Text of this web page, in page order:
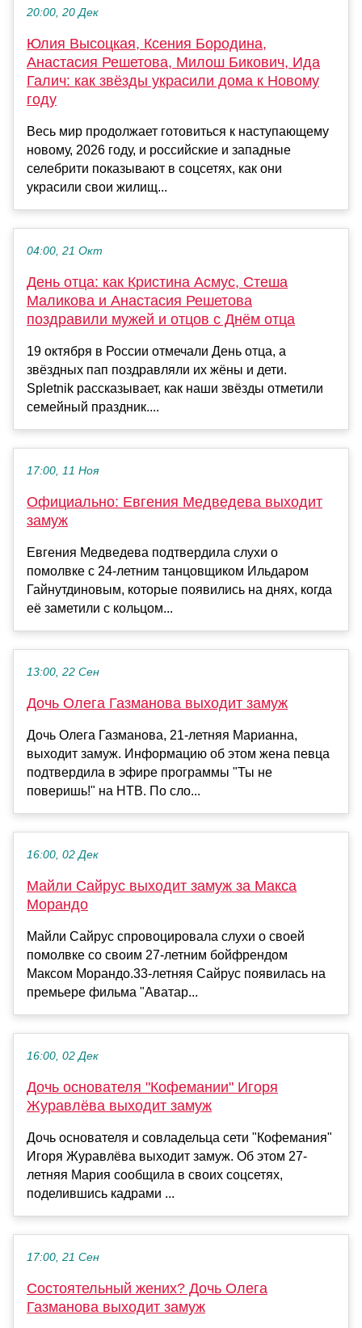
20:00, 20 Дек
Юлия Высоцкая, Ксения Бородина,
Анастасия Решетова, Милош Бикович, Ида
Галич: как звёзды украсили дома к Новому
году
Весь мир продолжает готовиться к наступающему
новому, 2026 году, и российские и западные
селебрити показывают в соцсетях, как они
украсили свои жилищ...
04:00, 21 Окт
День отца: как Кристина Асмус, Стеша
Маликова и Анастасия Решетова
поздравили мужей и отцов с Днём отца
19 октября в России отмечали День отца, а
звёздных пап поздравляли их жёны и дети.
Spletnik рассказывает, как наши звёзды отметили
семейный праздник....
17:00, 11 Ноя
Официально: Евгения Медведева выходит
замуж
Евгения Медведева подтвердила слухи о
помолвке с 24-летним танцовщиком Ильдаром
Гайнутдиновым, которые появились на днях, когда
её заметили с кольцом...
13:00, 22 Сен
Дочь Олега Газманова выходит замуж
Дочь Олега Газманова, 21-летняя Марианна,
выходит замуж. Информацию об этом жена певца
подтвердила в эфире программы "Ты не
поверишь!" на НТВ. По сло...
16:00, 02 Дек
Майли Сайрус выходит замуж за Макса
Морандо
Майли Сайрус спровоцировала слухи о своей
помолвке со своим 27-летним бойфрендом
Максом Морандо.33-летняя Сайрус появилась на
премьере фильма "Аватар...
16:00, 02 Дек
Дочь основателя "Кофемании" Игоря
Журавлёва выходит замуж
Дочь основателя и совладельца сети "Кофемания"
Игоря Журавлёва выходит замуж. Об этом 27-
летняя Мария сообщила в своих соцсетях,
поделившись кадрами ...
17:00, 21 Сен
Состоятельный жених? Дочь Олега
Газманова выходит замуж